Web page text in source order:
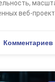
веб-
Комментариев